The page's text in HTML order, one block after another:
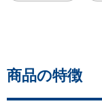
商品の特徴